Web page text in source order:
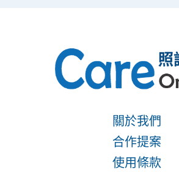
關於我們
合作提案
使用條款